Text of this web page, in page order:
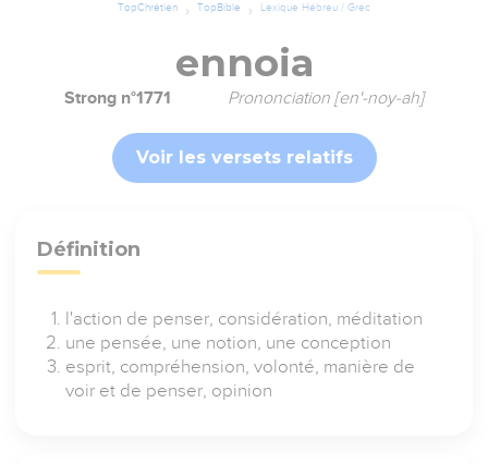
TopChrétien TopBible Lexique Hébreu / Grec
ennoia
Strong n°1771 Prononciation [en'-noy-ah]
Voir les versets relatifs
Définition
l'action de penser, considération, méditation
une pensée, une notion, une conception
esprit, compréhension, volonté, manière de
voir et de penser, opinion